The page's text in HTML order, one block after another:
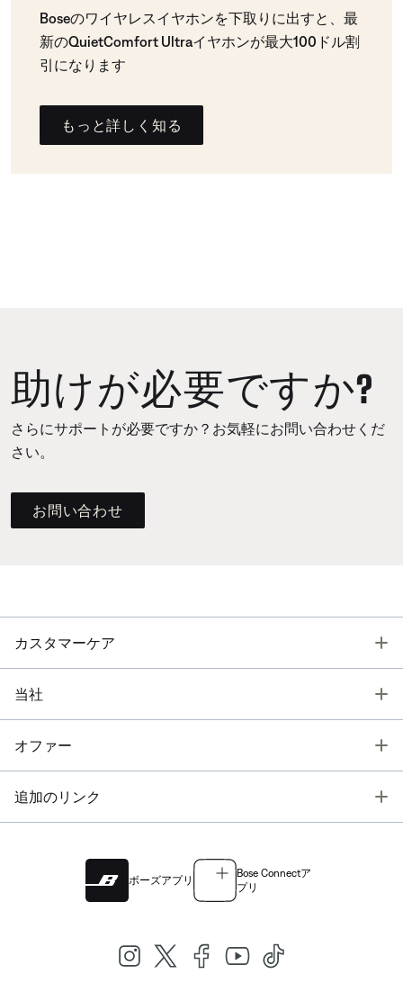
Boseのワイヤレスイヤホンを下取りに出すと、最
新のQuietComfort Ultraイヤホンが最大100ドル割
引になります
もっと詳しく知る
助けが必要ですか?
さらにサポートが必要ですか？お気軽にお問い合わせくだ
さい。
お問い合わせ
カスタマーケア
当社
オファー
追加のリンク
ボーズアプリ
Bose Connectア
プリ